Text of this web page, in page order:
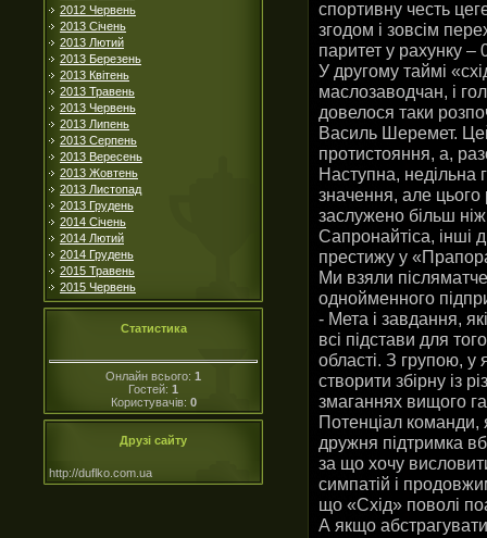
2012 Червень
2013 Січень
2013 Лютий
2013 Березень
2013 Квітень
2013 Травень
2013 Червень
2013 Липень
2013 Серпень
2013 Вересень
2013 Жовтень
2013 Листопад
2013 Грудень
2014 Січень
2014 Лютий
2014 Грудень
2015 Травень
2015 Червень
Статистика
Онлайн всього: 1
Гостей: 1
Користувачів: 0
Друзі сайту
http://duflko.com.ua
спортивну честь
згодом і зовсім
паритет у рахунку –
У другому таймі
маслозаводчан, і
довелося таки
Василь Шеремет. Цей
протистояння, а,
Наступна, недільна
значення, але
заслужено більш
Сапронайтіса, інші
престижу у
Ми взяли
однойменного
- Мета і завдання,
всі підстави для
області. З групою, у
створити збірну із
змаганнях вищого
Потенціал команди,
дружня підтримка
за що хочу
симпатій і
що «Схід» поволі
А якщо